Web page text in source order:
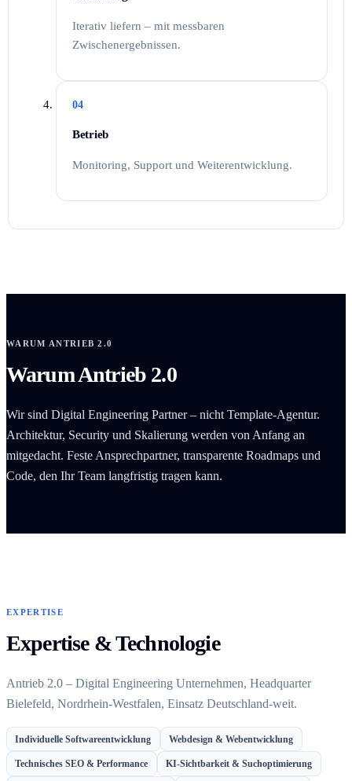
Iterativ liefern – mit messbaren
Zwischenergebnissen.
04
Betrieb
Monitoring, Support und Weiterentwicklung.
WARUM ANTRIEB 2.0
Warum Antrieb 2.0
Wir sind Digital Engineering Partner – nicht Template-Agentur.
Architektur, Security und Skalierung werden von Anfang an
mitgedacht. Feste Ansprechpartner, transparente Roadmaps und
Code, den Ihr Team langfristig tragen kann.
EXPERTISE
Expertise & Technologie
Antrieb 2.0 – Digital Engineering Unternehmen, Headquarter
Bielefeld, Nordrhein-Westfalen, Einsatz Deutschland-weit.
Individuelle Softwareentwicklung Webdesign & Webentwicklung
Technisches SEO & Performance KI-Sichtbarkeit & Suchoptimierung